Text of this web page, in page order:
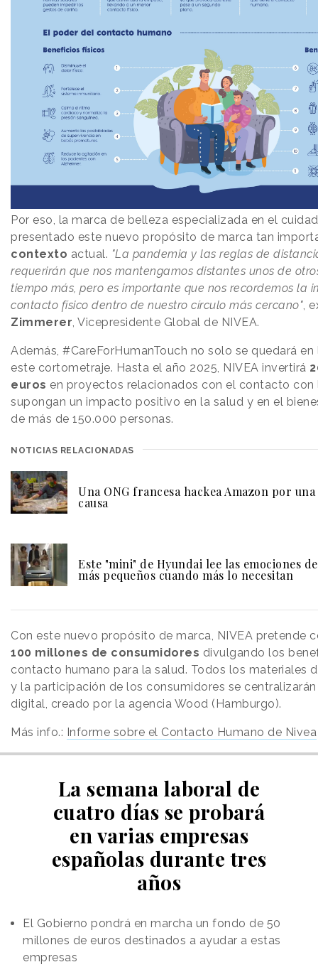
Por eso, la marca de belleza especializada en el
presentado este nuevo propósito de marca tan
contexto actual. "La pandemia y las reglas de
requerirán que nos mantengamos distantes unos de
tiempo más, pero es importante que nos recordemos la
contacto físico dentro de nuestro círculo más cercano",
Zimmerer, Vicepresidente Global de NIVEA.
Además, #CareForHumanTouch no solo se quedará
este cortometraje. Hasta el año 2025, NIVEA invertirá
euros en proyectos relacionados con el contacto con
supongan un impacto positivo en la salud y en el
de más de 150.000 personas.
NOTICIAS RELACIONADAS
Una ONG francesa hackea Amazon por una
causa
Este "mini" de Hyundai lee las emociones
más pequeños cuando más lo necesitan
Con este nuevo propósito de marca, NIVEA pretende
100 millones de consumidores divulgando los
contacto humano para la salud. Todos los materiales
y la participación de los consumidores se centralizarán
digital, creado por la agencia Wood (Hamburgo).
Más info.: Informe sobre el Contacto Humano de Nivea
La semana laboral de
cuatro días se probará
en varias empresas
españolas durante tres
años
El Gobierno pondrá en marcha un fondo de 50
millones de euros destinados a ayudar a estas
empresas